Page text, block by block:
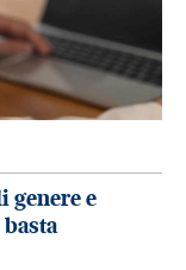
genere e